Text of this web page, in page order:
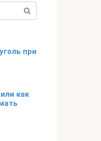
при
как